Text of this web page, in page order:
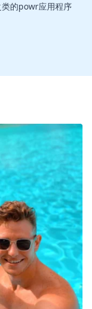
的powr应用程序